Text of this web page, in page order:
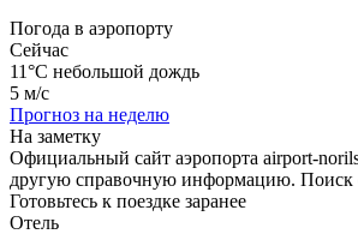
Погода в аэропорту
Сейчас
11°C небольшой дождь
5 м/с
Прогноз на неделю
На заметку
Официальный сайт аэропорта airport-
другую справочную информацию. Поиск
Готовьтесь к поездке заранее
Отель